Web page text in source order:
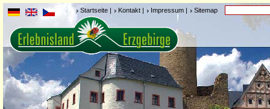
Startseite | Kontakt | Impressum | Sitemap